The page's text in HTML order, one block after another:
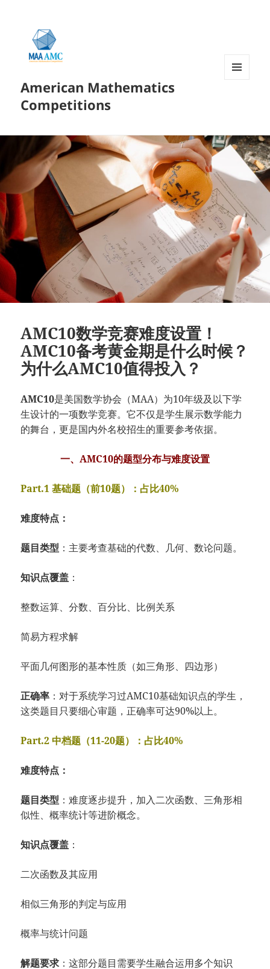
American Mathematics
Competitions
AMC10数学竞赛难度设置！
AMC10备考黄金期是什么时候？
为什么AMC10值得投入？
AMC10是美国数学协会（MAA）为10年级及以下学
生设计的一项数学竞赛。它不仅是学生展示数学能力
的舞台，更是国内外名校招生的重要参考依据。
一、AMC10的题型分布与难度设置
Part.1 基础题（前10题）：占比40%
难度特点：
题目类型 ：主要考查基础的代数、几何、数论问题。
知识点覆盖 ：
整数运算、分数、百分比、比例关系
简易方程求解
平面几何图形的基本性质（如三角形、四边形）
正确率 ：对于系统学习过AMC10基础知识点的学生，
这类题目只要细心审题，正确率可达90%以上。
Part.2 中档题（11-20题）：占比40%
难度特点：
题目类型 ：难度逐步提升，加入二次函数、三角形相
似性、概率统计等进阶概念。
知识点覆盖 ：
二次函数及其应用
相似三角形的判定与应用
概率与统计问题
解题要求 ：这部分题目需要学生融合运用多个知识